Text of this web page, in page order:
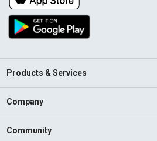
Products & Services
Company
Community